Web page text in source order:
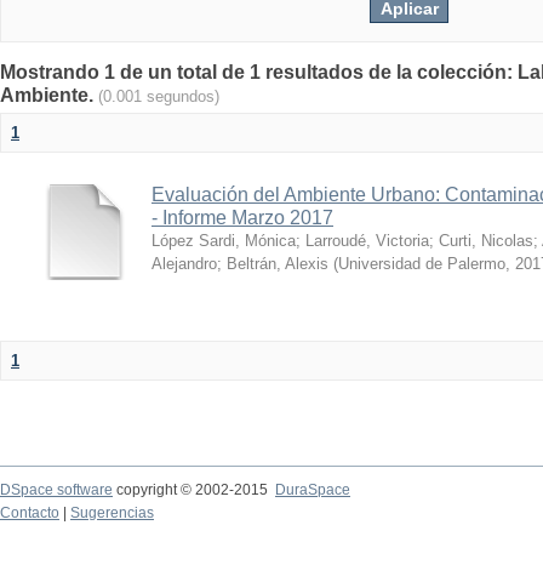
Mostrando 1 de un total de 1 resultados de la colección:
Ambiente. (0.001 segundos)
1
Evaluación del Ambiente Urbano:
- Informe Marzo 2017
López Sardi, Mónica; Larroudé, Victoria; Curti, Nicolas;
Alejandro; Beltrán, Alexis (Universidad de Palermo,
1
DSpace software copyright © 2002-2015
DuraSpace
Contacto
Sugerencias